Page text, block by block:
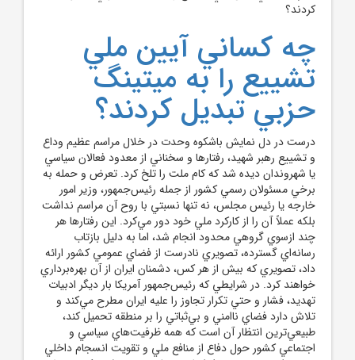
چه کساني آيين ملي
تشييع را به ميتينگ
حزبي تبديل کردند؟
درست در دل نمايش باشکوه وحدت در خلال مراسم عظيم وداع
و تشييع رهبر شهيد، رفتارها و سخناني از معدود فعالان سياسي
يا شهروندان ديده شد که کام ملت را تلخ کرد. تعرض و حمله به
برخي مسئولان رسمي کشور از جمله رئيس‌جمهور، وزير امور
خارجه يا رئيس مجلس، نه تنها نسبتي با روح آن مراسم نداشت
بلکه عملاً آن را از کارکرد ملي خود دور مي‌کرد. اين رفتارها هر
چند ازسوي گروهي محدود انجام شد، اما به دليل بازتاب
رسانه‌اي گسترده، تصويري نادرست از فضاي عمومي کشور ارائه
داد، تصويري که بيش از هر کس، دشمنان ايران از آن بهره‌برداري
خواهند کرد. در شرايطي که رئيس‌جمهور آمريکا بار ديگر ادبيات
تهديد، فشار و حتي تکرار تجاوز را عليه ايران مطرح مي‌کند و
تلاش دارد فضاي ناامني و بي‌ثباتي را بر منطقه تحميل کند،
طبيعي‌ترين انتظار آن است که همه ظرفيت‌هاي سياسي و
اجتماعي کشور حول دفاع از منافع ملي و تقويت انسجام داخلي